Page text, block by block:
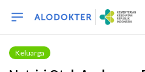
Keluarga